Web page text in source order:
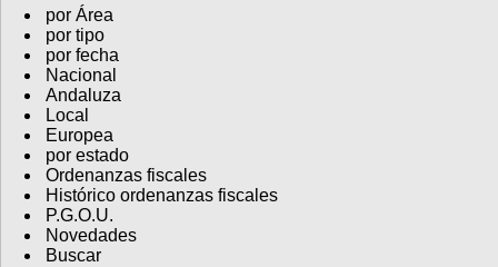
por Área
por tipo
por fecha
Nacional
Andaluza
Local
Europea
por estado
Ordenanzas fiscales
Histórico ordenanzas fiscales
P.G.O.U.
Novedades
Buscar